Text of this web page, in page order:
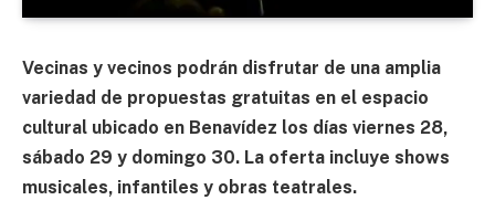
Vecinas y vecinos podrán disfrutar de una amplia
variedad de propuestas gratuitas en el espacio
cultural ubicado en Benavídez los días viernes 28,
sábado 29 y domingo 30. La oferta incluye shows
musicales, infantiles y obras teatrales.